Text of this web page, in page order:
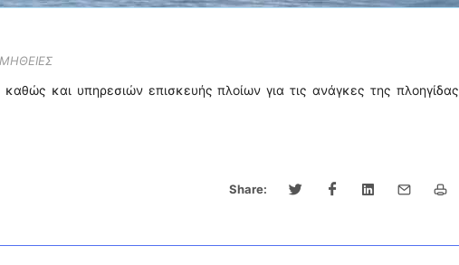
και υπηρεσιών επισκευής πλοίων για τις ανάγκες της πλοηγίδας
Share: